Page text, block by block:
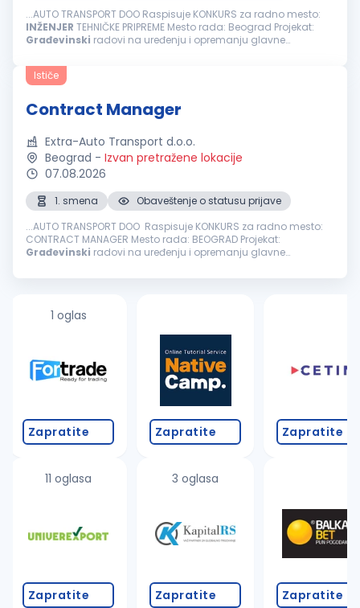
...AUTO TRANSPORT DOO Raspisuje KONKURS za radno mesto:
INŽENJER TEHNIČKE PRIPREME Mesto rada: Beograd Projekat:
Građevinski radovi na uređenju i opremanju glavne
izvodi prema FIDIC...
Ističe
Contract Manager
Extra-Auto Transport d.o.o.
Beograd - Izvan pretražene lokacije
07.08.2026
1. smena
Obaveštenje o statusu prijave
...AUTO TRANSPORT DOO Raspisuje KONKURS za radno mesto:
CONTRACT MANAGER Mesto rada: BEOGRAD Projekat:
Građevinski radovi na uređenju i opremanju glavne
izvodi prema FIDIC pravilima...
1 oglas
Zapratite
11 oglasa
Zapratite
Zapratite
3 oglasa
Zapratite
Zapratite
Zapratite